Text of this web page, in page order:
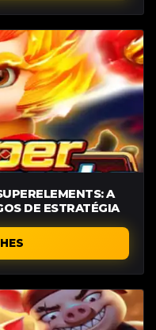
A
DE ESTRATÉGIA